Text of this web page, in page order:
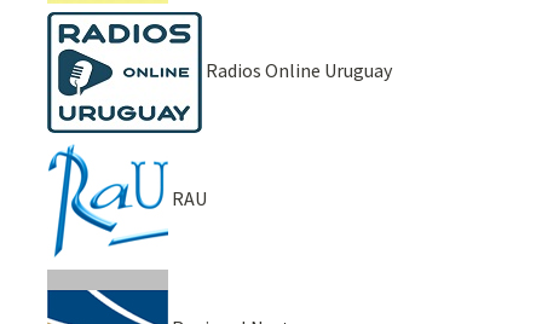
Radios Online Uruguay
RAU